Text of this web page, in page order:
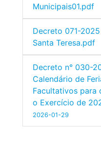
Municipais01.pdf
Decreto 071-
Santa Teresa.pdf
Decreto n° 030-
Calendário de
Facultativos para
o Exercício de
2026-01-29